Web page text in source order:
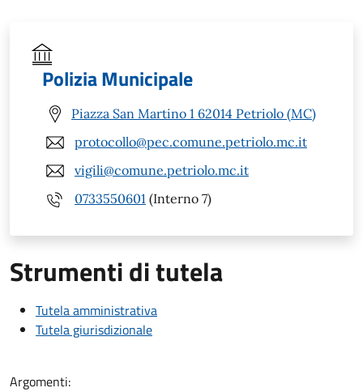
Polizia Municipale
Piazza San Martino 1 62014 Petriolo (MC)
protocollo@pec.comune.petriolo.mc.it
vigili@comune.petriolo.mc.it
0733550601 (Interno 7)
Strumenti di tutela
Tutela amministrativa
Tutela giurisdizionale
Argomenti: